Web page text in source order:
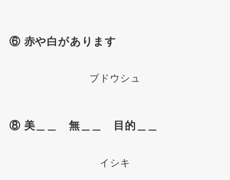
⑥ 赤や白があります
ブドウシュ
⑧ 美＿＿ 無＿＿ 目的＿＿
イシキ